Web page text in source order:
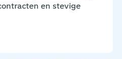
en stevige